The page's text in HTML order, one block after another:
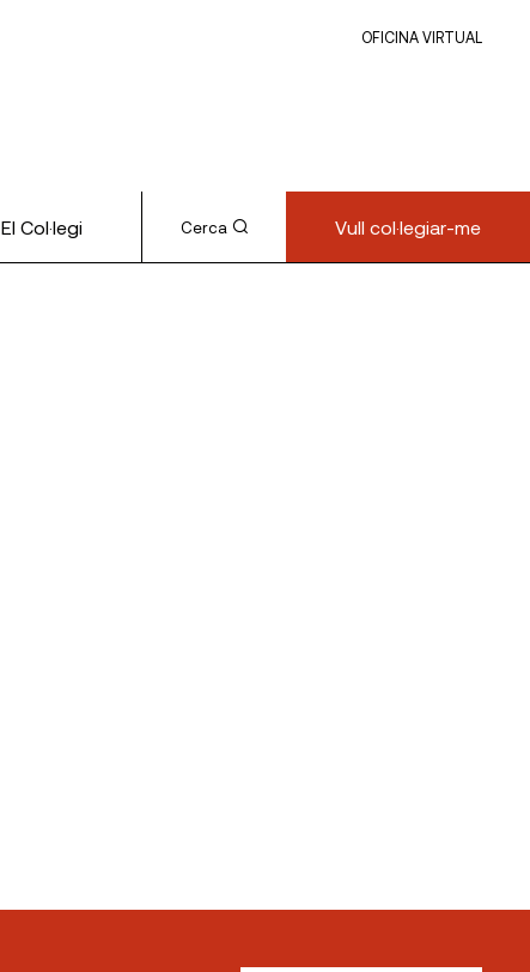
OFICINA VIRTUAL
El Col·legi Cerca Vull col·legiar-me